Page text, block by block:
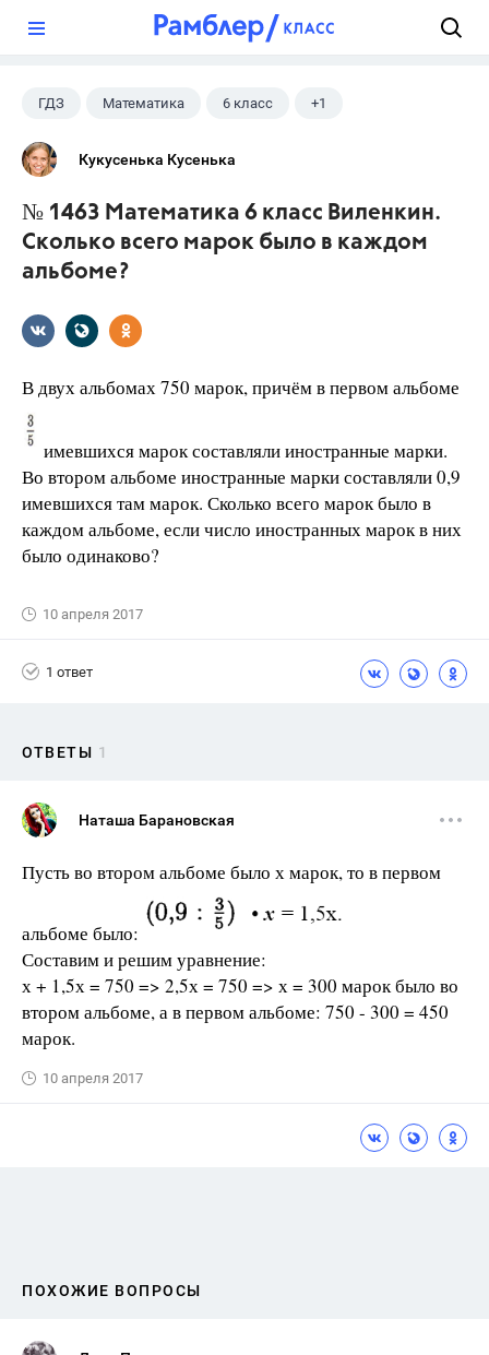
ГДЗ Математика 6 класс +1
Виленкин Н.Я.
Кукусенька Кусенька
№ 1463 Математика 6 класс Виленкин.
Сколько всего марок было в каждом
альбоме?
В двух альбомах 750 марок, причём в первом альбоме
имевшихся марок составляли иностранные марки.
Во втором альбоме иностранные марки составляли 0,9
имевшихся там марок. Сколько всего марок было в
каждом альбоме, если число иностранных марок в них
было одинаково?
10 апреля 2017
1 ответ
ОТВЕТЫ 1
Наташа Барановская
Пусть во втором альбоме было х марок, то в первом
альбоме было:
Составим и решим уравнение:
х + 1,5х = 750 => 2,5х = 750 => х = 300 марок было во
втором альбоме, а в первом альбоме: 750 - 300 = 450
марок.
10 апреля 2017
ПОХОЖИЕ ВОПРОСЫ